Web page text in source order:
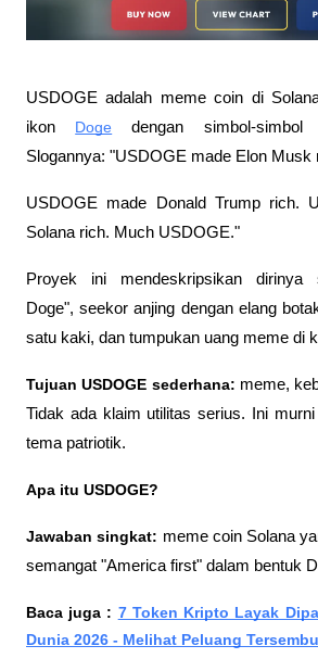
USDOGE adalah meme coin di
ikon Doge dengan simbol-simbol
Slogannya: "USDOGE made Elon Musk
USDOGE made Donald Trump rich.
Solana rich. Much USDOGE."
Proyek ini mendeskripsikan dirinya
Doge", seekor anjing dengan elang
satu kaki, dan tumpukan uang meme di
Tujuan USDOGE sederhana: meme,
Tidak ada klaim utilitas serius. Ini
tema patriotik.
Apa itu USDOGE?
Jawaban singkat: meme coin Solana
semangat "America first" dalam bentuk
Baca juga : 7 Token Kripto Layak
Dunia 2026 - Melihat Peluang